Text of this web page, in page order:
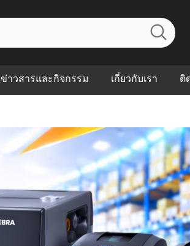
ข่าวสารและกิจกรรม เกี่ยวกับเรา
FAQs
Our Customer
ติ